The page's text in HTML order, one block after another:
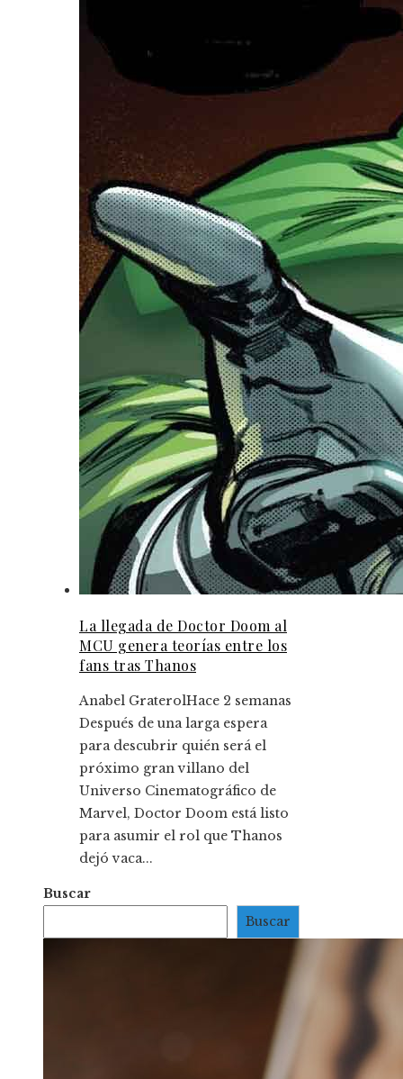
La llegada de Doctor Doom al
MCU genera teorías entre los
fans tras Thanos
Anabel GraterolHace 2 semanas
Después de una larga espera
para descubrir quién será el
próximo gran villano del
Universo Cinematográfico de
Marvel, Doctor Doom está listo
para asumir el rol que Thanos
dejó vaca...
Buscar
Buscar